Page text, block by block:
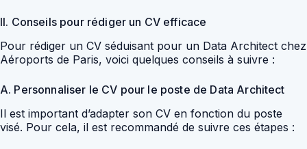
II. Conseils pour rédiger un CV efficace
Pour rédiger un CV séduisant pour un Data Architect chez
Aéroports de Paris, voici quelques conseils à suivre :
A. Personnaliser le CV pour le poste de Data Architect
Il est important d’adapter son CV en fonction du poste
visé. Pour cela, il est recommandé de suivre ces étapes :